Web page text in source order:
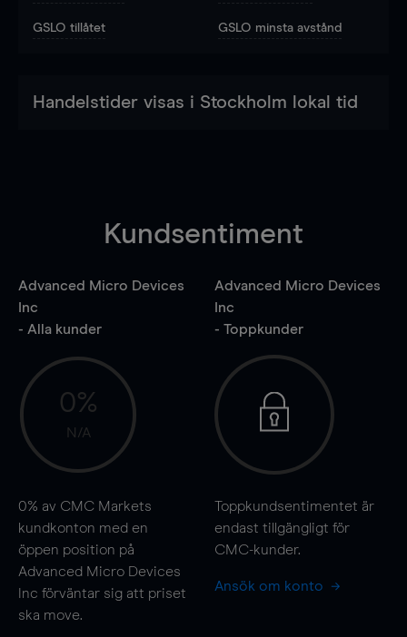
GSLO tillåtet GSLO minsta avstånd
Handelstider visas i Stockholm lokal tid
Kundsentiment
Advanced Micro Devices
Inc
- Alla kunder
0%
N/A
0% av CMC Markets
kundkonton med en
öppen position på
Advanced Micro Devices
Inc förväntar sig att priset
ska move.
Advanced Micro Devices
Inc
- Toppkunder
Toppkundsentimentet är
endast tillgängligt för
CMC-kunder.
Ansök om konto